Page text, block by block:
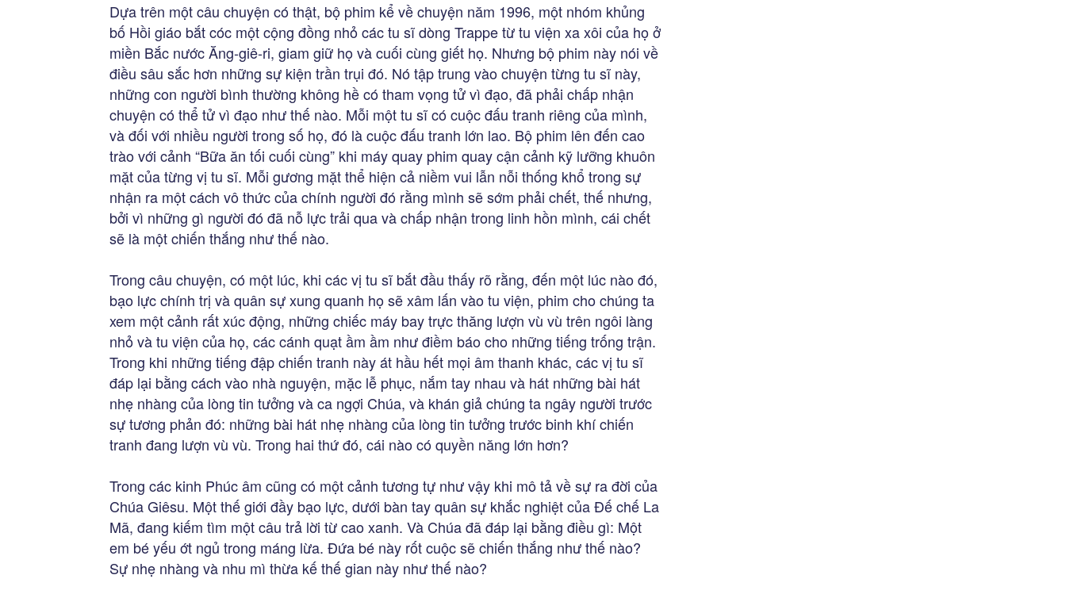
Dựa trên một câu chuyện có thật, bộ phim kể về chuyện năm 1996, một nhóm khủng
bố Hồi giáo bắt cóc một cộng đồng nhỏ các tu sĩ dòng Trappe từ tu viện xa xôi của họ ở
miền Bắc nước Ăng-giê-ri, giam giữ họ và cuối cùng giết họ. Nhưng bộ phim này nói về
điều sâu sắc hơn những sự kiện trần trụi đó. Nó tập trung vào chuyện từng tu sĩ này,
những con người bình thường không hề có tham vọng tử vì đạo, đã phải chấp nhận
chuyện có thể tử vì đạo như thế nào. Mỗi một tu sĩ có cuộc đấu tranh riêng của mình,
và đối với nhiều người trong số họ, đó là cuộc đấu tranh lớn lao. Bộ phim lên đến cao
trào với cảnh “Bữa ăn tối cuối cùng” khi máy quay phim quay cận cảnh kỹ lưỡng khuôn
mặt của từng vị tu sĩ. Mỗi gương mặt thể hiện cả niềm vui lẫn nỗi thống khổ trong sự
nhận ra một cách vô thức của chính người đó rằng mình sẽ sớm phải chết, thế nhưng,
bởi vì những gì người đó đã nỗ lực trải qua và chấp nhận trong linh hồn mình, cái chết
sẽ là một chiến thắng như thế nào.
Trong câu chuyện, có một lúc, khi các vị tu sĩ bắt đầu thấy rõ rằng, đến một lúc nào đó,
bạo lực chính trị và quân sự xung quanh họ sẽ xâm lấn vào tu viện, phim cho chúng ta
xem một cảnh rất xúc động, những chiếc máy bay trực thăng lượn vù vù trên ngôi làng
nhỏ và tu viện của họ, các cánh quạt ầm ầm như điềm báo cho những tiếng trống trận.
Trong khi những tiếng đập chiến tranh này át hầu hết mọi âm thanh khác, các vị tu sĩ
đáp lại bằng cách vào nhà nguyện, mặc lễ phục, nắm tay nhau và hát những bài hát
nhẹ nhàng của lòng tin tưởng và ca ngợi Chúa, và khán giả chúng ta ngây người trước
sự tương phản đó: những bài hát nhẹ nhàng của lòng tin tưởng trước binh khí chiến
tranh đang lượn vù vù. Trong hai thứ đó, cái nào có quyền năng lớn hơn?
Trong các kinh Phúc âm cũng có một cảnh tương tự như vậy khi mô tả về sự ra đời của
Chúa Giêsu. Một thế giới đầy bạo lực, dưới bàn tay quân sự khắc nghiệt của Đế chế La
Mã, đang kiếm tìm một câu trả lời từ cao xanh. Và Chúa đã đáp lại bằng điều gì: Một
em bé yếu ớt ngủ trong máng lừa. Đứa bé này rốt cuộc sẽ chiến thắng như thế nào?
Sự nhẹ nhàng và nhu mì thừa kế thế gian này như thế nào?